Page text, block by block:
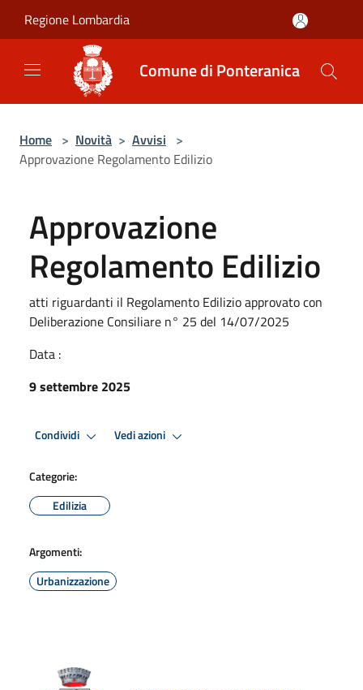
Regione Lombardia
Comune di Ponteranica
Home > Novità > Avvisi >
Approvazione Regolamento Edilizio
Approvazione
Regolamento Edilizio
atti riguardanti il Regolamento Edilizio approvato con
Deliberazione Consiliare n° 25 del 14/07/2025
Data :
9 settembre 2025
Condividi Vedi azioni
Categorie:
Edilizia
Argomenti:
Urbanizzazione